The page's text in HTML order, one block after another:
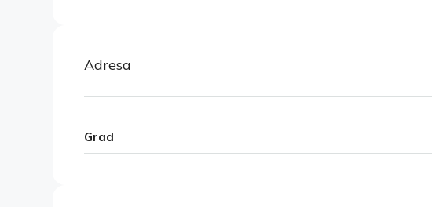
Adresa
Grad